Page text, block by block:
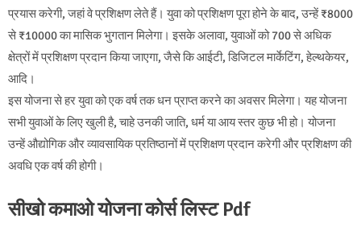
प्रयास करेगी, जहां वे प्रशिक्षण लेते हैं। युवा को प्रशिक्षण पूरा होने के बाद, उन्हें ₹8000
से ₹10000 का मासिक भुगतान मिलेगा। इसके अलावा, युवाओं को 700 से अधिक
क्षेत्रों में प्रशिक्षण प्रदान किया जाएगा, जैसे कि आईटी, डिजिटल मार्केटिंग, हेल्थकेयर,
आदि।
इस योजना से हर युवा को एक वर्ष तक धन प्राप्त करने का अवसर मिलेगा। यह योजना
सभी युवाओं के लिए खुली है, चाहे उनकी जाति, धर्म या आय स्तर कुछ भी हो। योजना
उन्हें औद्योगिक और व्यावसायिक प्रतिष्ठानों में प्रशिक्षण प्रदान करेगी और प्रशिक्षण की
अवधि एक वर्ष की होगी।
सीखो कमाओ योजना कोर्स लिस्ट Pdf